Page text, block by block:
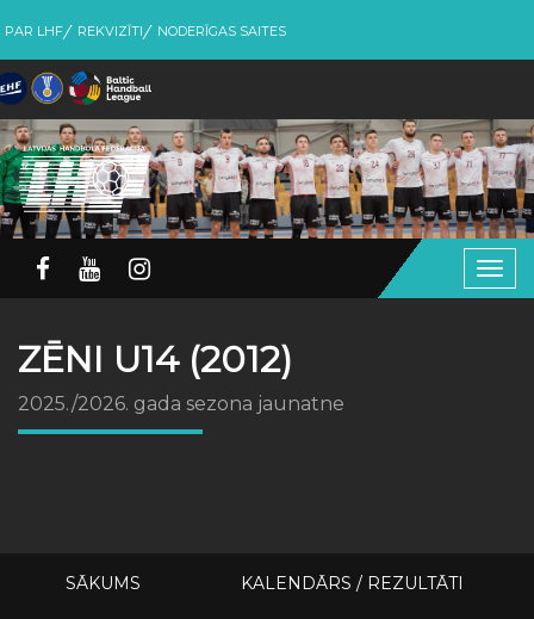
PAR LHF REKVIZĪTI NODERĪGAS SAITES
ZĒNI U14 (2012)
2025./2026. gada sezona jaunatne
SĀKUMS KALENDĀRS / REZULTĀTI